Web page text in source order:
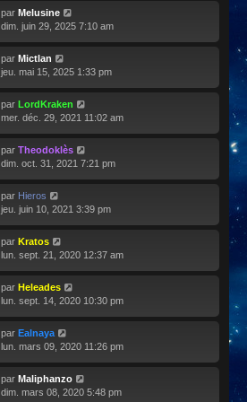
par Melusine
dim. juin 29, 2025 7:10 am
par Mictlan
jeu. mai 15, 2025 1:33 pm
par LordKraken
mer. déc. 29, 2021 11:02 am
par Theodoklès
dim. oct. 31, 2021 7:21 pm
par Hieros
jeu. juin 10, 2021 3:39 pm
par Kratos
lun. sept. 21, 2020 12:37 am
par Heleades
lun. sept. 14, 2020 10:30 pm
par Ealnaya
lun. mars 09, 2020 11:26 pm
par Maliphanzo
dim. mars 08, 2020 5:48 pm